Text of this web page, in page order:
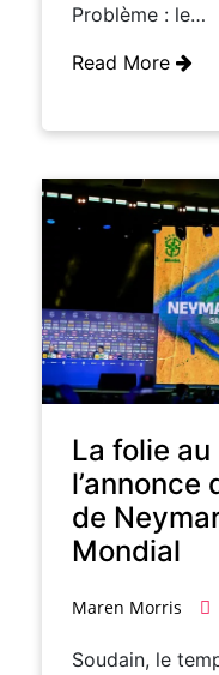
Problème : le…
Read More
La folie
l’annonce
de
Mondial
Maren Morris
Soudain, le